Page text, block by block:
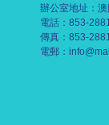
辦公室地址：
電話：853-
傳真：853-
電郵：